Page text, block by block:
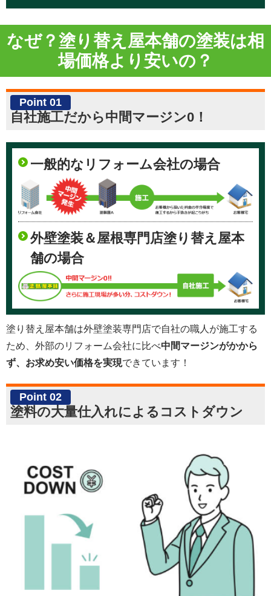
なぜ？塗り替え屋本舗の塗装は相
場価格より安いの？
Point 01
自社施工だから中間マージン0！
一般的なリフォーム会社の場合
外壁塗装＆屋根専門店塗り替え屋本
舗の場合
塗り替え屋本舗は外壁塗装専門店で自社の職人が施工する
ため、外部のリフォーム会社に比べ中間マージンがかから
ず、お求め安い価格を実現できています！
Point 02
塗料の大量仕入れによるコストダウン